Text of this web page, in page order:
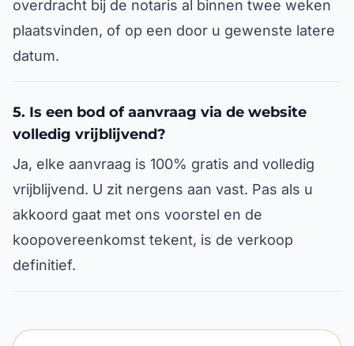
overdracht bij de notaris al binnen twee weken
plaatsvinden, of op een door u gewenste latere
datum.
5. Is een bod of aanvraag via de website
volledig vrijblijvend?
Ja, elke aanvraag is 100% gratis and volledig
vrijblijvend. U zit nergens aan vast. Pas als u
akkoord gaat met ons voorstel en de
koopovereenkomst tekent, is de verkoop
definitief.